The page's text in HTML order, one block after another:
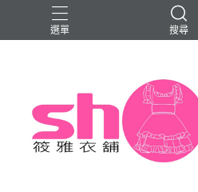
選單 搜尋
旗袍